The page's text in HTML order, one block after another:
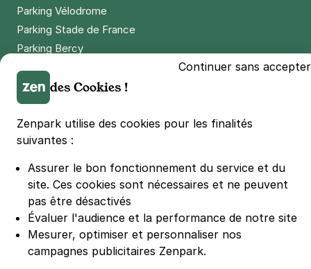
Parking Vélodrome
Parking Stade de France
Parking Bercy
Parking Les 4 temps
Parking Nation
Parking Porte de Versailles
Parking Lille Grand Palais
Parking Euralille
Parking Casino Barrière Lille
🌍 Passer de 130 à 110 km/h sur autoroute réduit votre
consommation de 20%
#SeDéplacerMoinsPolluer
Continuer sans accepter
des Cookies !
Zenpark utilise des cookies pour les finalités
suivantes :
Assurer le bon fonctionnement du service et du
site. Ces cookies sont nécessaires et ne peuvent
pas être désactivés
Évaluer l'audience et la performance de notre site
Mesurer, optimiser et personnaliser nos
campagnes publicitaires Zenpark.